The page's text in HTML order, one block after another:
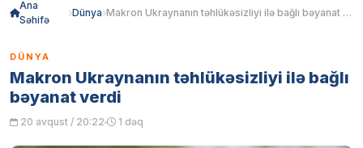
Ana
Səhifə
Dünya Makron Ukraynanın təhlükəsizliyi ilə bağlı bəyanat verdi
DÜNYA
Makron Ukraynanın təhlükəsizliyi ilə bağlı
bəyanat verdi
20 avqust / 20:22 1 dəq